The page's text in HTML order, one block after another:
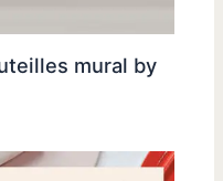
mural by